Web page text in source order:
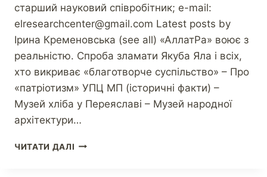
старший науковий співробітник; e-mail:
elresearchcenter@gmail.com Latest posts by
Ірина Кременовська (see all) «АллатРа» воює з
реальністю. Спроба зламати Якуба Яла і всіх,
хто викриває «благотворче суспільство» – Про
«патріотизм» УПЦ МП (історичні факти) –
Музей хліба у Переяславі – Музей народної
архітектури…
ЧИТАТИ ДАЛІ